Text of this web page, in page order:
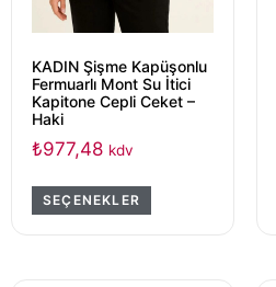
KADIN Şişme Kapüşonlu
Fermuarlı Mont Su İtici
Kapitone Cepli Ceket –
Haki
₺977,48 kdv
SEÇENEKLER